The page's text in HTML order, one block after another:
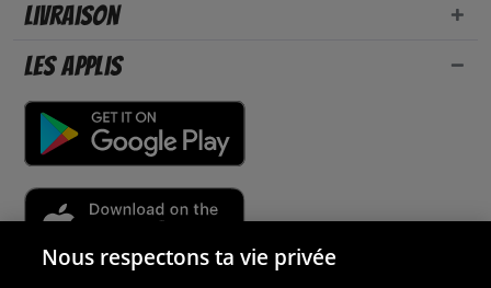
Livraison
Les applis
Nous respectons ta vie privée